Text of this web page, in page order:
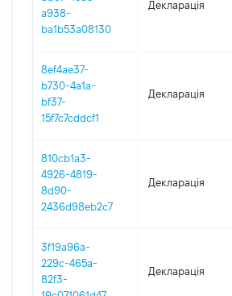
a938-
ba1b53a08130
Декларація
8ef4ae37-
b730-4a1a-
bf37-
15f7c7cddcf1
Декларація
810cb1a3-
4926-4819-
8d90-
2436d98eb2c7
Декларація
3f19a96a-
229c-465a-
82f3-
Декларація